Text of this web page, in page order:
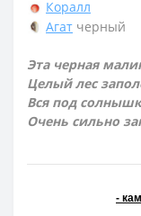
Коралл
Агат черный
Эта черная
Целый лес
Вся под
Очень сильно
-